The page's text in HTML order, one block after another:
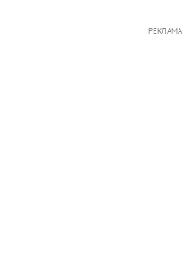
РЕКЛАМА